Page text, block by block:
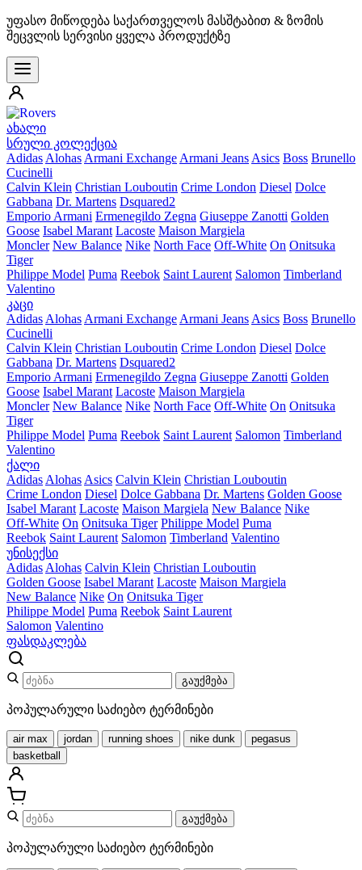
უფასო მიწოდება საქართველოს მასშტაბით & ზომის
შეცვლის სერვისი ყველა პროდუქტზე
ახალი
სრული კოლექცია
Adidas Alohas Armani Exchange Armani Jeans Asics Boss Brunello
Cucinelli
Calvin Klein Christian Louboutin Crime London Diesel Dolce
Gabbana Dr. Martens Dsquared2
Emporio Armani Ermenegildo Zegna Giuseppe Zanotti Golden
Goose Isabel Marant Lacoste Maison Margiela
Moncler New Balance Nike North Face Off-White On Onitsuka
Tiger
Philippe Model Puma Reebok Saint Laurent Salomon Timberland
Valentino
კაცი
Adidas Alohas Armani Exchange Armani Jeans Asics Boss Brunello
Cucinelli
Calvin Klein Christian Louboutin Crime London Diesel Dolce
Gabbana Dr. Martens Dsquared2
Emporio Armani Ermenegildo Zegna Giuseppe Zanotti Golden
Goose Isabel Marant Lacoste Maison Margiela
Moncler New Balance Nike North Face Off-White On Onitsuka
Tiger
Philippe Model Puma Reebok Saint Laurent Salomon Timberland
Valentino
ქალი
Adidas Alohas Asics Calvin Klein Christian Louboutin
Crime London Diesel Dolce Gabbana Dr. Martens Golden Goose
Isabel Marant Lacoste Maison Margiela New Balance Nike
Off-White On Onitsuka Tiger Philippe Model Puma
Reebok Saint Laurent Salomon Timberland Valentino
უნისექსი
Adidas Alohas Calvin Klein Christian Louboutin
Golden Goose Isabel Marant Lacoste Maison Margiela
New Balance Nike On Onitsuka Tiger
Philippe Model Puma Reebok Saint Laurent
Salomon Valentino
ფასდაკლება
გაუქმება
პოპულარული საძიებო ტერმინები
air max jordan running shoes nike dunk
pegasus
basketball
გაუქმება
პოპულარული საძიებო ტერმინები